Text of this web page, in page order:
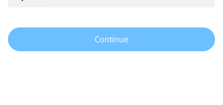
Continue